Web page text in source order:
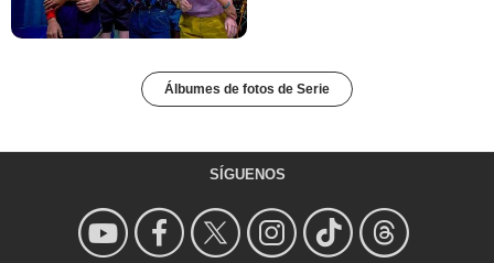
Álbumes de fotos de Serie
SÍGUENOS